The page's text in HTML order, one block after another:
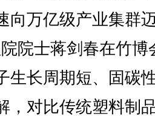
向万亿级产业集群
院士蒋剑春在竹博
生长周期短、固碳
，对比传统塑料制